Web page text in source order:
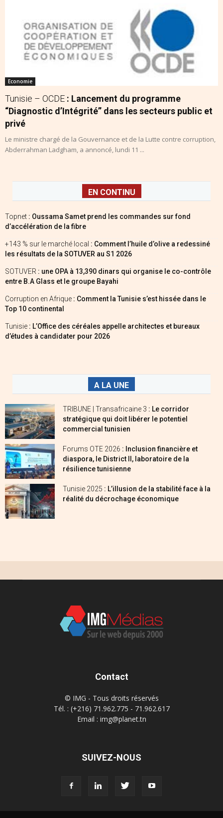
Economie
Tunisie – OCDE : Lancement du programme
“Diagnostic d’Intégrité” dans les secteurs public et
privé
Le ministre chargé de la Gouvernance et de la Lutte contre corruption,
Abderrahman Ladgham, a annoncé, lundi 11 ...
EN CONTINU
Topnet : Oussama Samet prend les commandes sur fond
d’accélération de la fibre
+143 % sur le marché local : Comment l’huile d’olive a redessiné
les résultats de la SOTUVER au S1 2026
SOTUVER : une OPA à 13,390 dinars qui organise le co-contrôle
entre B.A Glass et le groupe Bayahi
Corruption en Afrique : Comment la Tunisie s’est hissée dans le
Top 10 continental
Tunisie : L’Office des céréales appelle architectes et bureaux
d’études à candidater pour 2026
A LA UNE
TRIBUNE | Transafricaine 3 : Le corridor
stratégique qui doit libérer le potentiel
commercial tunisien
Forums OTE 2026 : Inclusion financière et
diaspora, le District II, laboratoire de la
résilience tunisienne
Tunisie 2025 : L’illusion de la stabilité face à la
réalité du décrochage économique
Contact
© IMG - Tous droits réservés
Tél. : (+216) 71.962.775 - 71.962.617
Email : img@planet.tn
SUIVEZ-NOUS